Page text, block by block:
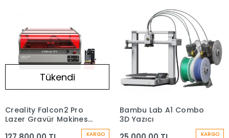
Tükendi
Creality Falcon2 Pro
Lazer Gravür Makinesi
KARGO
Bambu Lab A1 Combo
3D Yazıcı
KARGO